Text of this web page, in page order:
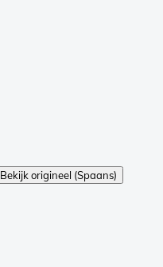
Bekijk origineel (Spaans)